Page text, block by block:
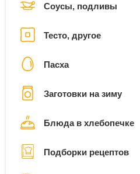
Соусы, подливы
Тесто, другое
Пасха
Заготовки на зиму
Блюда в хлебопечке
Подборки рецептов